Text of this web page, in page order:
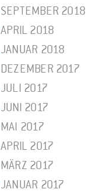
SEPTEMBER 2018
APRIL 2018
JANUAR 2018
DEZEMBER 2017
JULI 2017
JUNI 2017
MAI 2017
APRIL 2017
MÄRZ 2017
JANUAR 2017